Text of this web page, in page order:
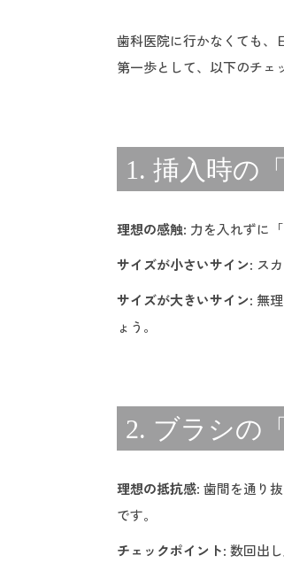
歯科医院に行かなくても、
第一歩として、以下のチェ
1. 挿入時の
理想の感触: 力を入れずに
サイズが小さいサイン: ス
サイズが大きいサイン: 無
ょう。
2. ブラシの
理想の抵抗感: 歯間を通り
です。
チェックポイント: 数回出